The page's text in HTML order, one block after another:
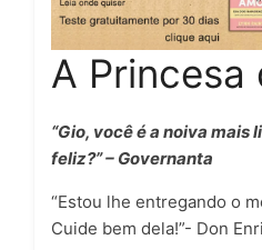
A Princesa
“Gio, você é a noiva mais
feliz?” – Governanta
“Estou lhe entregando o
Cuide bem dela!”- Don